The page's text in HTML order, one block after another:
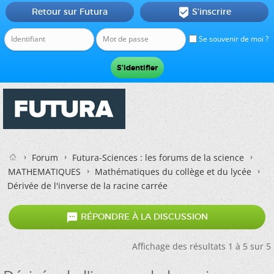
Se souvenir de moi ?
Retour sur Futura  S'inscrire
Forum
Futura-Sciences : les forums de la science
MATHEMATIQUES
Mathématiques du collège et du lycée
Dérivée de l'inverse de la racine carrée
 RÉPONDRE À LA DISCUSSION
Affichage des résultats 1 à 5 sur 5